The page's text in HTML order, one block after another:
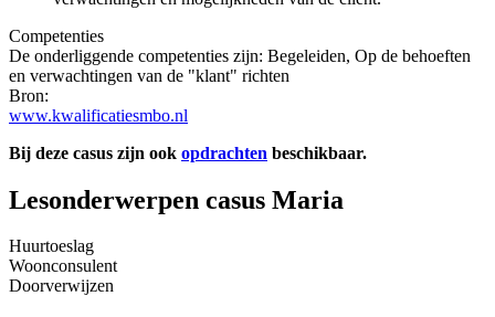
Competenties
De onderliggende competenties zijn: Begeleiden, Op de behoeften
en verwachtingen van de "klant" richten
Bron:
www.kwalificatiesmbo.nl
Bij deze casus zijn ook opdrachten beschikbaar.
Lesonderwerpen casus Maria
Huurtoeslag
Woonconsulent
Doorverwijzen